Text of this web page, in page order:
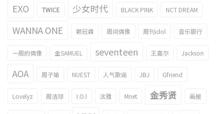
EXO TWICE 少女时代 BLACK PINK NCT DREAM
WANNA ONE 赖冠霖 周间偶像 周刊idol 音乐银行
一周的偶像 金SAMUEL seventeen 王嘉尔 Jackson
AOA 周子瑜 NUEST 人气歌谣 JBJ Gfriend
Lovelyz 周洁琼 I.O.I 泫雅 Mnet 金秀贤 画报